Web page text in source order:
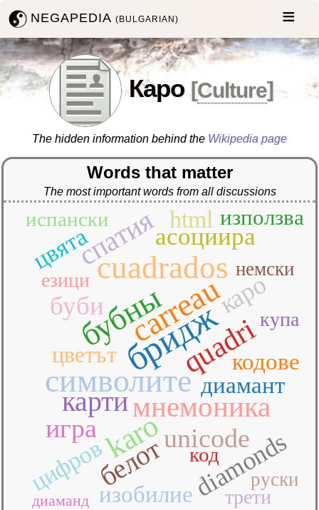
NEGAPEDIA(BULGARIAN)
Каро [Culture]
The hidden information behind the Wikipedia page
Words that matter
The most important words from all discussions
бридж
символите
carreau
cuadrados
бубны
karo
quadri
мнемоника
карти
спатия
белотunicode
игра
буби
diamonds
каро
асоциира
html
цвята
цифров
диамант
изобилие
кодове
цветът
използва
испански
код
езици
купа
трети
немски
руски
диаманд